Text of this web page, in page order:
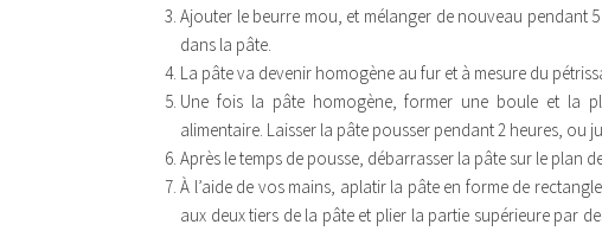
Ajouter le beurre mou, et mélanger de nouveau pendant
dans la pâte.
La pâte va devenir homogène au fur et à mesure du
Une fois la pâte homogène, former une boule et la
alimentaire. Laisser la pâte pousser pendant 2 heures, ou
Après le temps de pousse, débarrasser la pâte sur le plan
À l’aide de vos mains, aplatir la pâte en forme de
aux deux tiers de la pâte et plier la partie supérieure par